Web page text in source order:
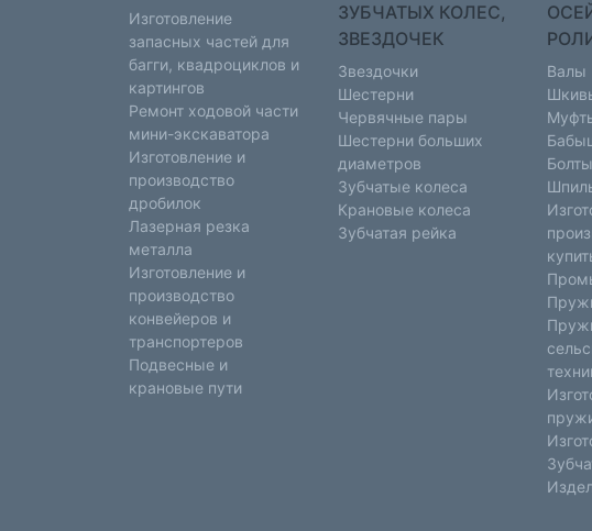
Изготовление
запасных частей для
багги, квадроциклов и
картингов
Ремонт ходовой части
мини-экскаватора
Изготовление и
производство
дробилок
Лазерная резка
металла
Изготовление и
производство
конвейеров и
транспортеров
Подвесные и
крановые пути
ЗУБЧАТЫХ КОЛЕС,
ЗВЕЗДОЧЕК
Звездочки
Шестерни
Червячные пары
Шестерни больших
диаметров
Зубчатые колеса
Крановые колеса
Зубчатая рейка
Валы